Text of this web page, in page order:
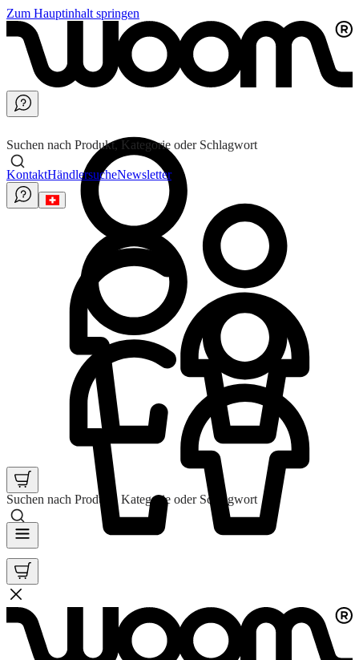
Zum Hauptinhalt springen
Suchen nach Produkt, Kategorie oder Schlagwort
Suchen nach Produkt, Kategorie oder Schlagwort
KontaktHändlersucheNewsletter